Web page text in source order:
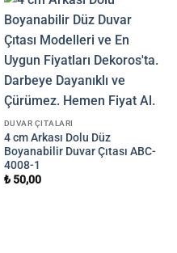
DUVAR ÇITALARI
4 cm Arkası Dolu Düz
Boyanabilir Duvar Çıtası ABC-
4008-1
₺50,00